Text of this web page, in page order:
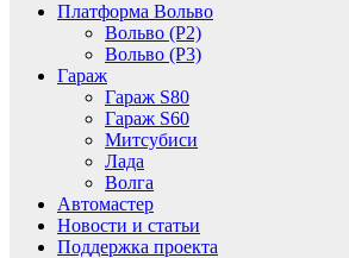
Платформа Вольво
Вольво (P2)
Вольво (P3)
Гараж
Гараж S80
Гараж S60
Митсубиси
Лада
Волга
Автомастер
Новости и статьи
Поддержка проекта